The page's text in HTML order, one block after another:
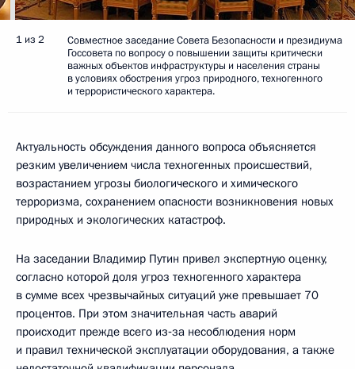
1 из 2
Совместное заседание Совета Безопасности и президиума
Госсовета по вопросу о повышении защиты критически
важных объектов инфраструктуры и населения страны
в условиях обострения угроз природного, техногенного
и террористического характера.
Актуальность обсуждения данного вопроса объясняется
резким увеличением числа техногенных происшествий,
возрастанием угрозы биологического и химического
терроризма, сохранением опасности возникновения новых
природных и экологических катастроф.
На заседании Владимир Путин привел экспертную оценку,
согласно которой доля угроз техногенного характера
в сумме всех чрезвычайных ситуаций уже превышает 70
процентов. При этом значительная часть аварий
происходит прежде всего из‑за несоблюдения норм
и правил технической эксплуатации оборудования, а также